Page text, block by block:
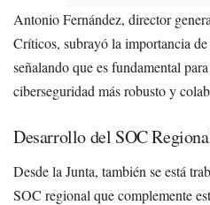
Antonio Fernández, director
Críticos, subrayó la importancia
señalando que es fundamental
ciberseguridad más robusto y
Desarrollo del SOC
Desde la Junta, también se está
SOC regional que complemente